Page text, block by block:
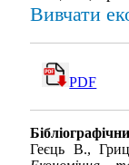
Вивчати
PDF
Геєць В.,